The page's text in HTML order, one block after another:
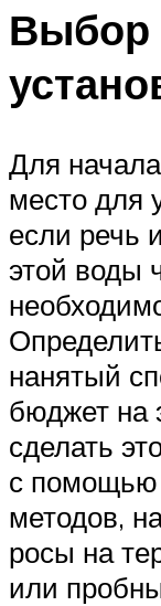
Выбор
Для
место для
если речь
этой воды
нанятый
бюджет на
сделать
с помощью
методов,
росы на
или